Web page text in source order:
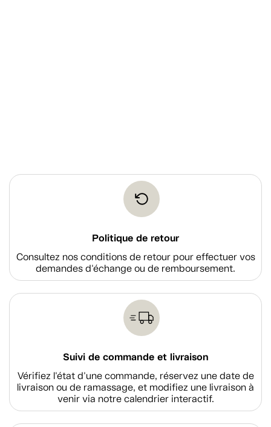
Politique de retour
Consultez nos conditions de retour pour effectuer vos
demandes d'échange ou de remboursement.
Suivi de commande et livraison
Vérifiez l'état d'une commande, réservez une date de
livraison ou de ramassage, et modifiez une livraison à
venir via notre calendrier interactif.